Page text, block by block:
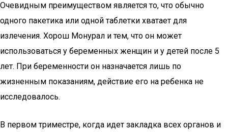
Очевидным преимуществом является то, что обычно
одного пакетика или одной таблетки хватает для
излечения. Хорош Монурал и тем, что он может
использоваться у беременных женщин и у детей после 5
лет. При беременности он назначается лишь по
жизненным показаниям, действие его на ребенка не
исследовалось.
В первом триместре, когда идет закладка всех органов и